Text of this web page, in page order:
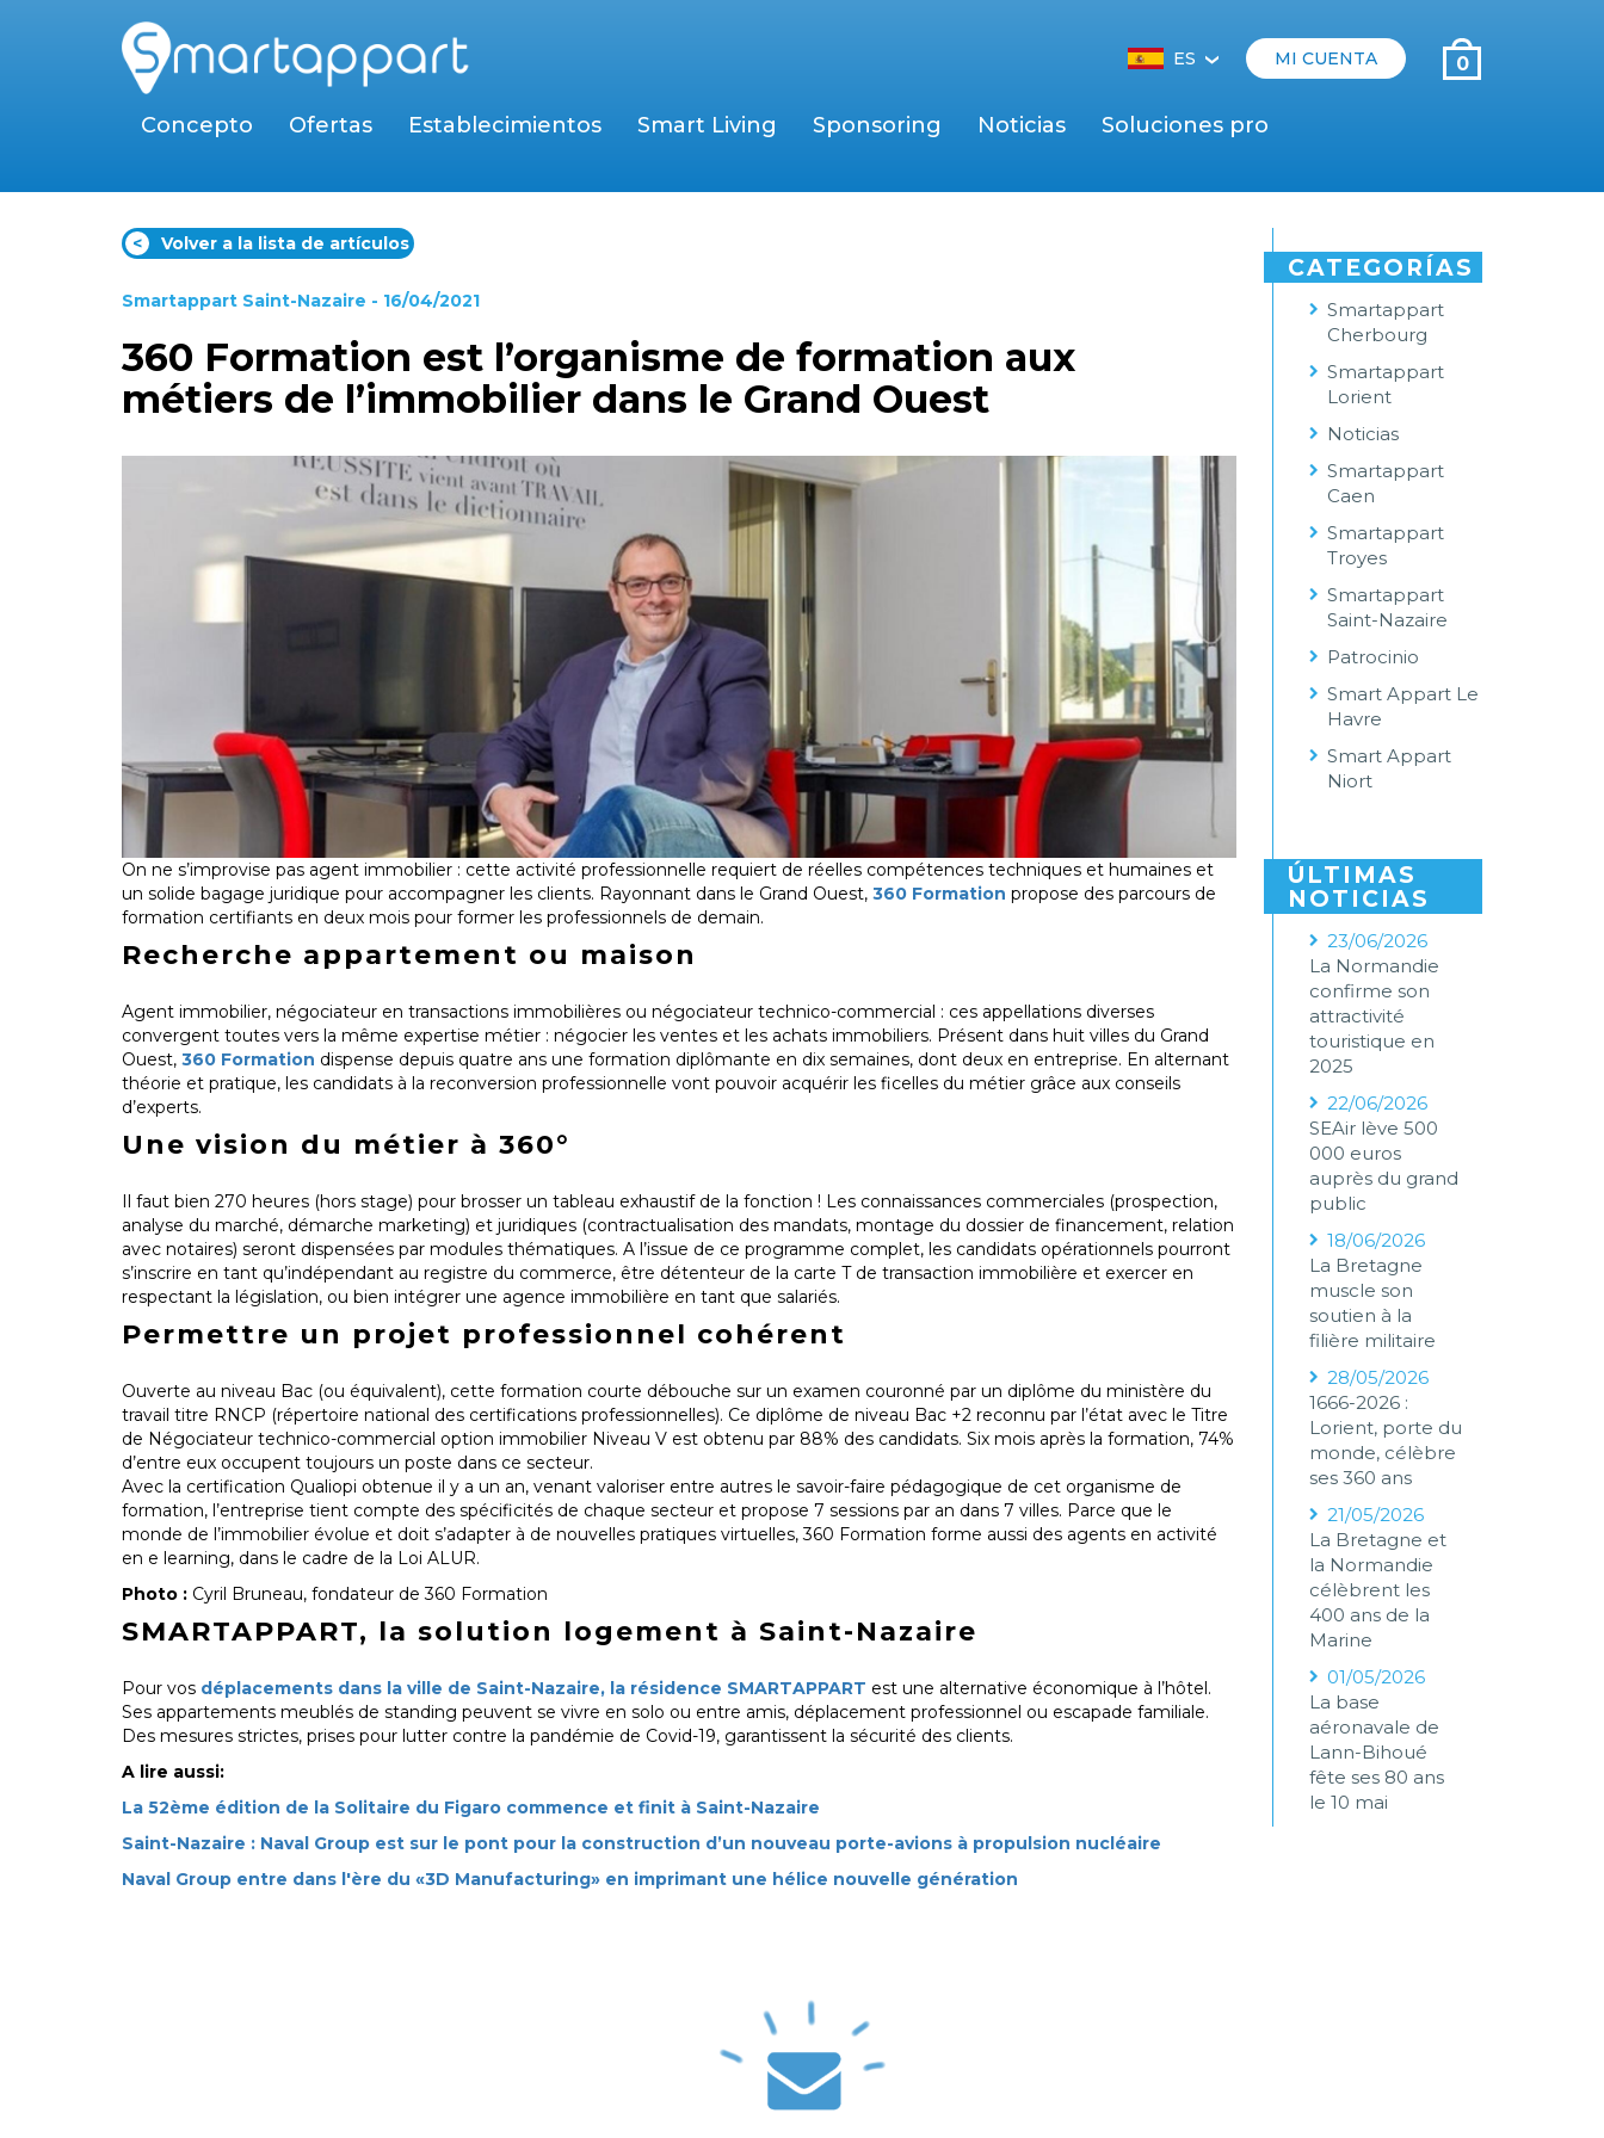
ES‹ MI CUENTA 0
Concepto Ofertas Establecimientos Smart Living Sponsoring Noticias Soluciones pro
< Volver a la lista de artículos
Smartappart Saint-Nazaire - 16/04/2021
360 Formation est l’organisme de formation aux
métiers de l’immobilier dans le Grand Ouest
On ne s’improvise pas agent immobilier : cette activité professionnelle requiert de réelles compétences techniques et humaines et
un solide bagage juridique pour accompagner les clients. Rayonnant dans le Grand Ouest, 360 Formation propose des parcours de
formation certifiants en deux mois pour former les professionnels de demain.
Recherche appartement ou maison
Agent immobilier, négociateur en transactions immobilières ou négociateur technico-commercial : ces appellations diverses
convergent toutes vers la même expertise métier : négocier les ventes et les achats immobiliers. Présent dans huit villes du Grand
Ouest, 360 Formation dispense depuis quatre ans une formation diplômante en dix semaines, dont deux en entreprise. En alternant
théorie et pratique, les candidats à la reconversion professionnelle vont pouvoir acquérir les ficelles du métier grâce aux conseils
d’experts.
Une vision du métier à 360°
Il faut bien 270 heures (hors stage) pour brosser un tableau exhaustif de la fonction ! Les connaissances commerciales (prospection,
analyse du marché, démarche marketing) et juridiques (contractualisation des mandats, montage du dossier de financement, relation
avec notaires) seront dispensées par modules thématiques. A l’issue de ce programme complet, les candidats opérationnels pourront
s’inscrire en tant qu’indépendant au registre du commerce, être détenteur de la carte T de transaction immobilière et exercer en
respectant la législation, ou bien intégrer une agence immobilière en tant que salariés.
Permettre un projet professionnel cohérent
Ouverte au niveau Bac (ou équivalent), cette formation courte débouche sur un examen couronné par un diplôme du ministère du
travail titre RNCP (répertoire national des certifications professionnelles). Ce diplôme de niveau Bac +2 reconnu par l’état avec le Titre
de Négociateur technico-commercial option immobilier Niveau V est obtenu par 88% des candidats. Six mois après la formation, 74%
d’entre eux occupent toujours un poste dans ce secteur.
Avec la certification Qualiopi obtenue il y a un an, venant valoriser entre autres le savoir-faire pédagogique de cet organisme de
formation, l’entreprise tient compte des spécificités de chaque secteur et propose 7 sessions par an dans 7 villes. Parce que le
monde de l’immobilier évolue et doit s’adapter à de nouvelles pratiques virtuelles, 360 Formation forme aussi des agents en activité
en e learning, dans le cadre de la Loi ALUR.
Photo : Cyril Bruneau, fondateur de 360 Formation
SMARTAPPART, la solution logement à Saint-Nazaire
Pour vos déplacements dans la ville de Saint-Nazaire, la résidence SMARTAPPART est une alternative économique à l’hôtel.
Ses appartements meublés de standing peuvent se vivre en solo ou entre amis, déplacement professionnel ou escapade familiale.
Des mesures strictes, prises pour lutter contre la pandémie de Covid-19, garantissent la sécurité des clients.
A lire aussi:
La 52ème édition de la Solitaire du Figaro commence et finit à Saint-Nazaire
Saint-Nazaire : Naval Group est sur le pont pour la construction d’un nouveau porte-avions à propulsion nucléaire
Naval Group entre dans l'ère du «3D Manufacturing» en imprimant une hélice nouvelle génération
CATEGORÍAS
Smartappart
Cherbourg
Smartappart
Lorient
Noticias
Smartappart
Caen
Smartappart
Troyes
Smartappart
Saint-Nazaire
Patrocinio
Smart Appart Le
Havre
Smart Appart
Niort
ÚLTIMAS
NOTICIAS
23/06/2026
La Normandie
confirme son
attractivité
touristique en
2025
22/06/2026
SEAir lève 500
000 euros
auprès du grand
public
18/06/2026
La Bretagne
muscle son
soutien à la
filière militaire
28/05/2026
1666-2026 :
Lorient, porte du
monde, célèbre
ses 360 ans
21/05/2026
La Bretagne et
la Normandie
célèbrent les
400 ans de la
Marine
01/05/2026
La base
aéronavale de
Lann-Bihoué
fête ses 80 ans
le 10 mai